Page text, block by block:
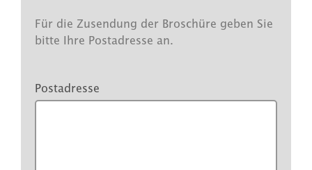
Für die Zusendung der Broschüre geben Sie
bitte Ihre Postadresse an.
Postadresse